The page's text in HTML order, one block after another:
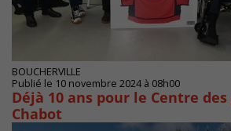
BOUCHERVILLE
Publié le 10 novembre 2024 à 08h00
Déjà 10 ans pour le Centre
Chabot